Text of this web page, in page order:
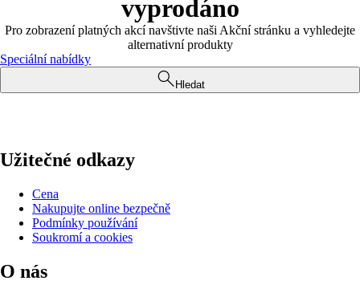
vyprodáno
Pro zobrazení platných akcí navštivte naši Akční stránku a vyhledejte
alternativní produkty
Speciální nabídky
Hledat
Užitečné odkazy
Cena
Nakupujte online bezpečně
Podmínky používání
Soukromí a cookies
O nás